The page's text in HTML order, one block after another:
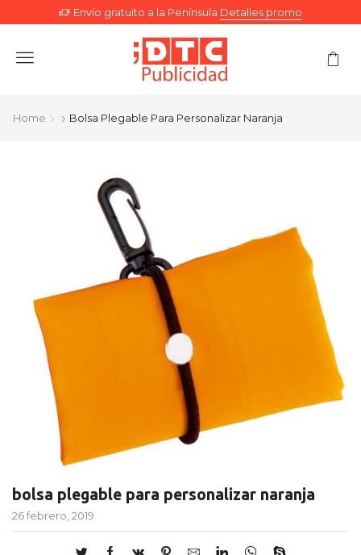
Envío gratuito a la Península Detalles promo
Menu
Home Bolsa Plegable Para Personalizar Naranja
bolsa plegable para personalizar naranja
26 febrero, 2019